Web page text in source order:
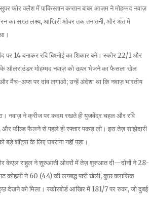
सुपर फोर क्लैश में पाकिस्तान कप्तान बाबर आज़म ने मोहम्मद नवाज़
रन का सख्त लक्ष्य, आखिरी ओवर तक तनातनी, और अंत में
14 बनाकर रवि बिश्नोई का शिकार बने। स्कोर 22/1 और
के ऑलराउंडर मोहम्मद नवाज़ को ऊपर भेजने का फैसला खेल
मैच-अप्स पर दांव लगाओ; उन्हें अंदेशा था कि नवाज़ भारतीय
नवाज़ ने क्रीज पर कदम रखते ही युजवेंद्र चहल और रवि
और फील्ड फैलने से पहले ही रफ्तार पकड़ ली। इस तेज़ साझेदारी
शॉट्स के लिए घबराना नहीं पड़ा।
और केएल राहुल ने शुरुआती ओवरों में तेज़ शुरुआत दी—दोनों ने 28-
कोहली ने 60 (44) की लयबद्ध पारी खेली, कुछ क्लासिक
को मिला। स्कोरबोर्ड आखिर में 181/7 पर रुका, जो दुबई